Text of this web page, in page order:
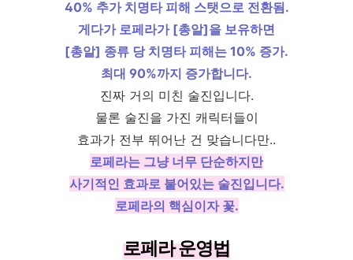
40% 추가 치명타 피해 스탯으로 전환됨.
게다가 로페라가 [총알]을 보유하면
[총알] 종류 당 치명타 피해는 10% 증가.
최대 90%까지 증가합니다.
진짜 거의 미친 술진입니다.
물론 술진을 가진 캐릭터들이
효과가 전부 뛰어난 건 맞습니다만..
로페라는 그냥 너무 단순하지만
사기적인 효과로 붙어있는 술진입니다.
로페라의 핵심이자 꽃.
로페라 운영법